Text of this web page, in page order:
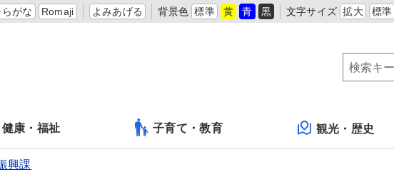
がな Romaji よみあげる 背景色 標準 黄 青 黒 文字サイズ 拡大 標準
健康・福祉 子育て・教育 観光・歴史
興課